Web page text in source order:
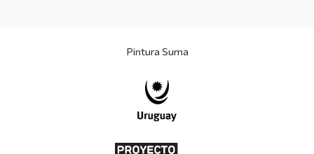
Pintura Suma